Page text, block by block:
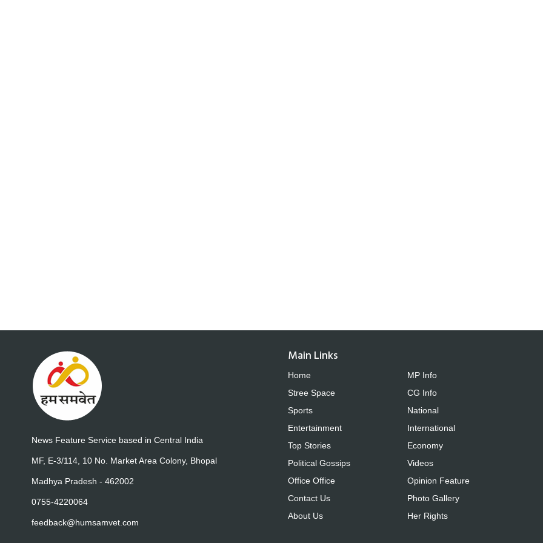
News Feature Service based in Central India
MF, E-3/114, 10 No. Market Area Colony, Bhopal
Madhya Pradesh - 462002
0755-4220064
feedback@humsamvet.com
Main Links
Home
Stree Space
Sports
Entertainment
Top Stories
Political Gossips
Office Office
Contact Us
About Us
MP Info
CG Info
National
International
Economy
Videos
Opinion Feature
Photo Gallery
Her Rights